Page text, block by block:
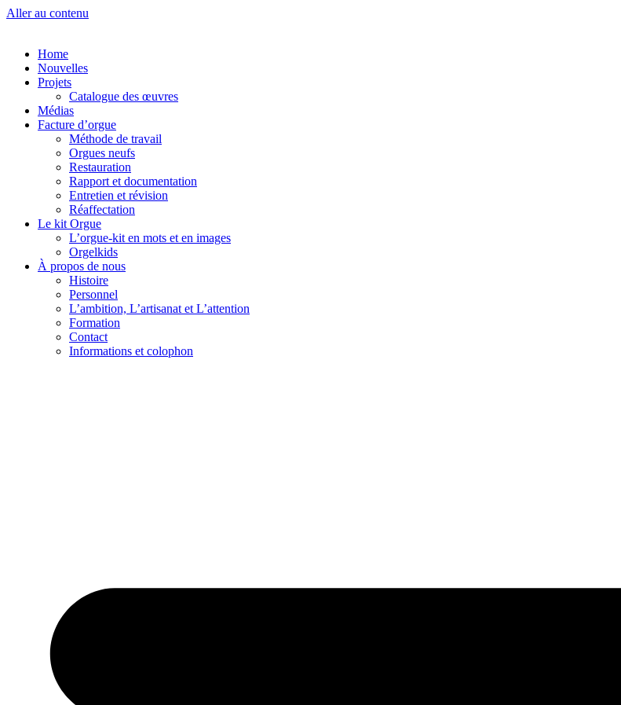
Aller au contenu
Home
Nouvelles
Projets
Catalogue des œuvres
Médias
Facture d’orgue
Méthode de travail
Orgues neufs
Restauration
Rapport et documentation
Entretien et révision
Réaffectation
Le kit Orgue
L’orgue-kit en mots et en images
Orgelkids
À propos de nous
Histoire
Personnel
L’ambition, L’artisanat et L’attention
Formation
Contact
Informations et colophon